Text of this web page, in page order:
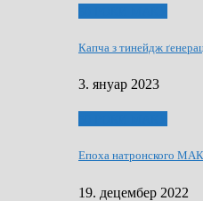
Капча з тинейдж
3. януар 2023
Епоха натронского
19. децембер 2022